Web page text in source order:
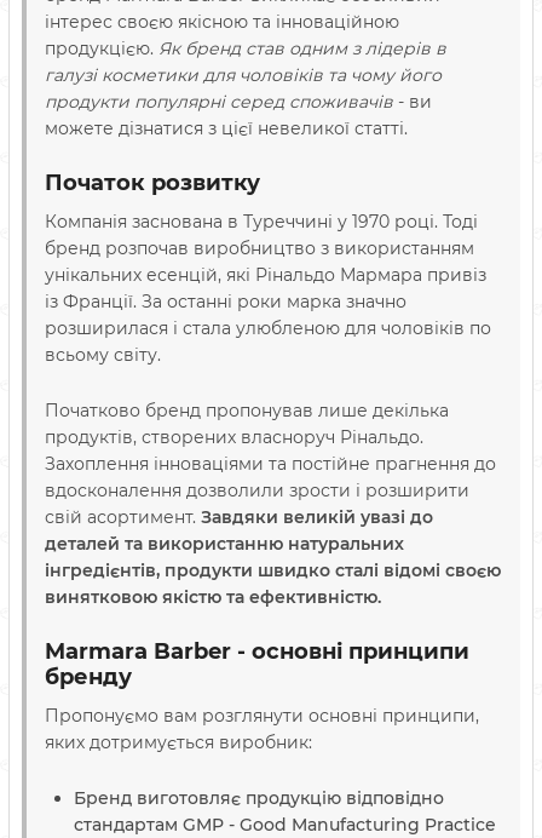
інтерес своєю якісною та інноваційною
продукцією. Як бренд став одним з лідерів в
галузі косметики для чоловіків та чому його
продукти популярні серед споживачів - ви
можете дізнатися з цієї невеликої статті.
Початок розвитку
Компанія заснована в Туреччині у 1970 році. Тоді
бренд розпочав виробництво з використанням
унікальних есенцій, які Рінальдо Мармара привіз
із Франції. За останні роки марка значно
розширилася і стала улюбленою для чоловіків по
всьому світу.
Початково бренд пропонував лише декілька
продуктів, створених власноруч Рінальдо.
Захоплення інноваціями та постійне прагнення до
вдосконалення дозволили зрости і розширити
свій асортимент. Завдяки великій увазі до
деталей та використанню натуральних
інгредієнтів, продукти швидко сталі відомі своєю
винятковою якістю та ефективністю.
Marmara Barber - основні принципи
бренду
Пропонуємо вам розглянути основні принципи,
яких дотримується виробник:
Бренд виготовляє продукцію відповідно
стандартам GMP - Good Manufacturing Practice